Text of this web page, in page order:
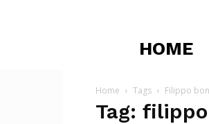
HOME
Home Tags Filippo
Tag: